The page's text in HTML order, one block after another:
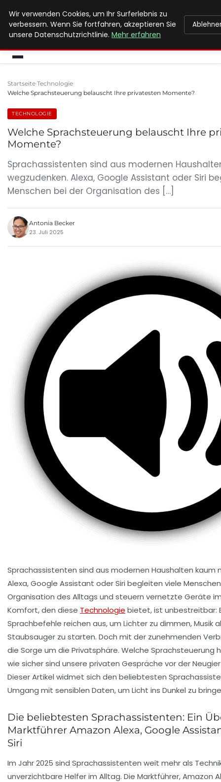
MAX NEUKIRCHNER
Startseite Technologie
Welche Sprachsteuerung belauscht Ihre privatesten Momente?
TECHNOLOGIE
Welche Sprachsteuerung belauscht Ihre
Momente?
Sprachassistenten sind aus modernen
wegzudenken. Alexa, Google Assistant oder Siri
Menschen bei der Organisation des […]
Antonia Becker
23. Juli 2025
Sprachassistenten sind aus modernen Haushalten kaum
Alexa, Google Assistant oder Siri begleiten viele
Organisation des Alltags und steuern vernetzte Geräte
Komfort, den diese Technologie bietet, ist unbestreitbar:
Sprachbefehle reichen aus, um Lichter zu dimmen, Musik
Staubsauger zu starten. Doch mit der zunehmenden
die Sorge um die Privatsphäre. Welche Sprachsteuerung
wie sicher sind unsere privaten Gespräche vor der
Dieser Artikel widmet sich den beliebtesten
Umgang mit sensiblen Daten, um Licht ins Dunkel zu
Die beliebtesten Sprachassistenten: Ein
Marktführer Amazon Alexa, Google
Siri
Im Jahr 2025 sind Sprachassistenten weit mehr als
unverzichtbare Helfer im Alltag. Die Marktführer, Amazon
Wir verwenden Cookies, um Ihr Surferlebnis zu
verbessern. Wenn Sie fortfahren, akzeptieren Sie
unsere Datenschutzrichtlinie. Mehr erfahren